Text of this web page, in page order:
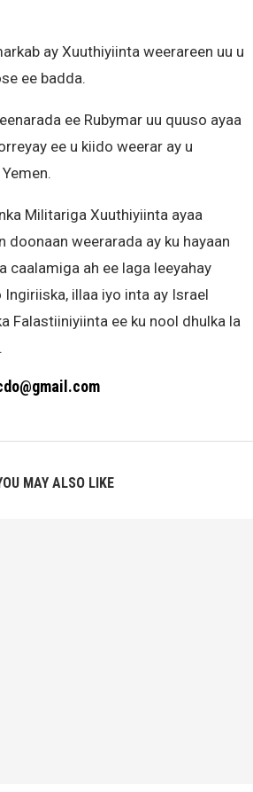
ay Xuuthiyiinta weerareen uu u
ee badda.
ee Rubymar uu quuso ayaa
ee u kiido weerar ay u
Militariga Xuuthiyiinta ayaa
doonaan weerarada ay ku hayaan
caalamiga ah ee laga leeyahay
Ingiriiska, illaa iyo inta ay Israel
Falastiiniyiinta ee ku nool dhulka la
MAY ALSO LIKE